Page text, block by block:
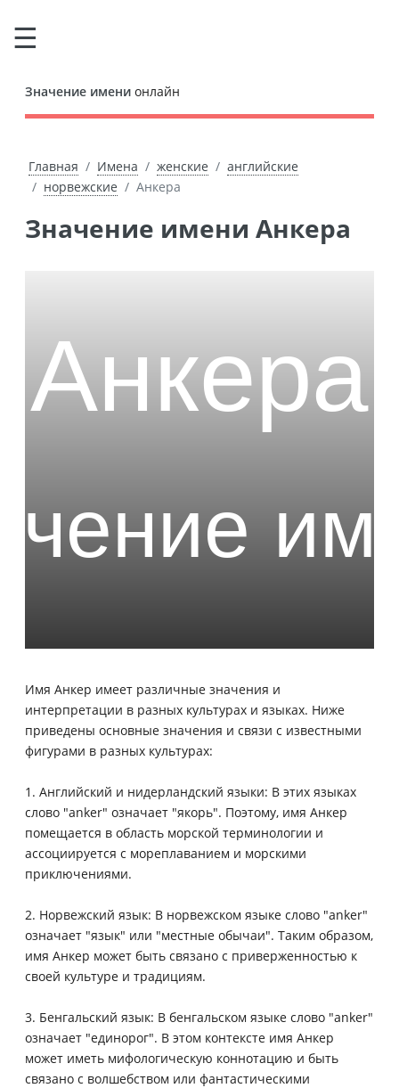
Значение имени онлайн
Главная Имена женские
английские
норвежские
Анкера
Значение имени Анкера
Имя Анкер имеет различные значения и
интерпретации в разных культурах и языках. Ниже
приведены основные значения и связи с известными
фигурами в разных культурах:
1. Английский и нидерландский языки: В этих языках
слово "anker" означает "якорь". Поэтому, имя Анкер
помещается в область морской терминологии и
ассоциируется с мореплаванием и морскими
приключениями.
2. Норвежский язык: В норвежском языке слово "anker"
означает "язык" или "местные обычаи". Таким образом,
имя Анкер может быть связано с приверженностью к
своей культуре и традициям.
3. Бенгальский язык: В бенгальском языке слово "anker"
означает "единорог". В этом контексте имя Анкер
может иметь мифологическую коннотацию и быть
связано с волшебством или фантастическими